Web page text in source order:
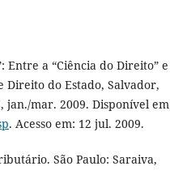
Entre a “Ciência do Direito” e
Direito do Estado, Salvador,
mar. 2009. Disponível em
. Acesso em: 12 jul. 2009.
São Paulo: Saraiva,